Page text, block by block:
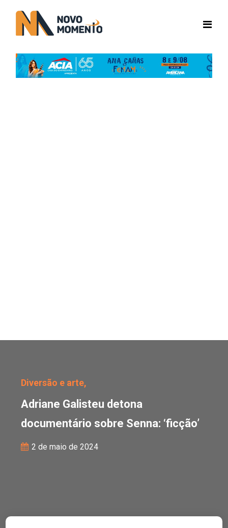
Diversão e arte,
Adriane Galisteu detona
documentário sobre Senna: ‘ficção’
2 de maio de 2024